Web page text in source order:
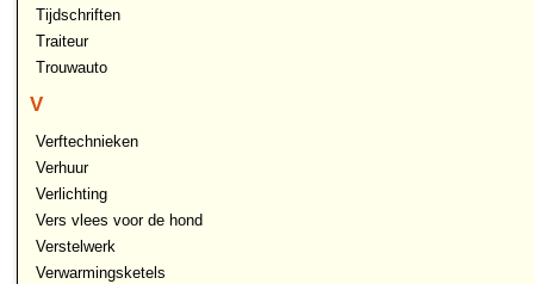
Tijdschriften
Traiteur
Trouwauto
V
Verftechnieken
Verhuur
Verlichting
Vers vlees voor de hond
Verstelwerk
Verwarmingsketels